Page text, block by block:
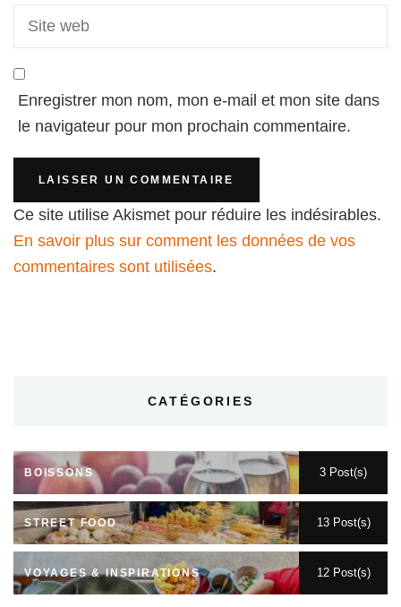
Enregistrer mon nom, mon e-mail et mon site dans
le navigateur pour mon prochain commentaire.
Ce site utilise Akismet pour réduire les indésirables.
En savoir plus sur comment les données de vos
commentaires sont utilisées.
CATÉGORIES
BOISSONS 3 Post(s)
STREET FOOD 13 Post(s)
VOYAGES & INSPIRATIONS 12 Post(s)